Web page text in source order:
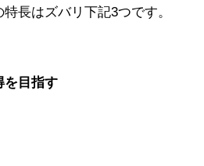
長はズバリ下記3つです。
を目指す